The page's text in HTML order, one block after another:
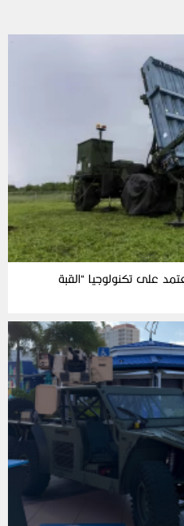
على تكنولوجيا “القبة